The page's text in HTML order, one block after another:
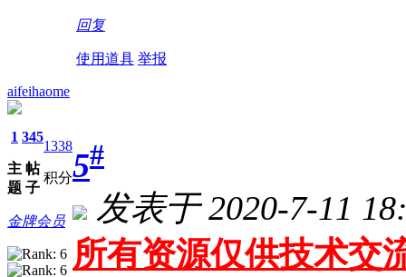
回复
使用道具 举报
aifeihaome
1
主
题
345
帖
子
1338
积分
金牌会员
5#
发表于 2020-7-11
所有资源仅供技术交